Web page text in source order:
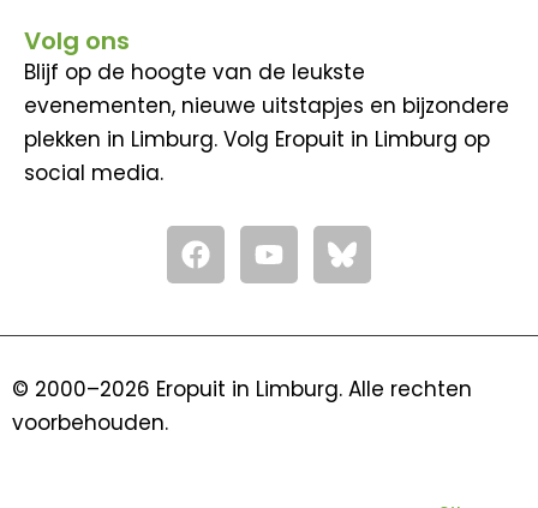
Volg ons
Blijf op de hoogte van de leukste
evenementen, nieuwe uitstapjes en bijzondere
plekken in Limburg. Volg Eropuit in Limburg op
social media.
F
a
c
o
Y
o
u
b
© 2000–2026 Eropuit in Limburg. Alle rechten
voorbehouden.